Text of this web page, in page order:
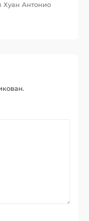
Хуан Антонио